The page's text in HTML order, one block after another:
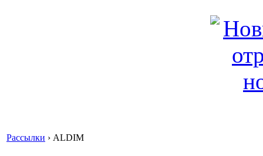
Рассылки › ALDIM